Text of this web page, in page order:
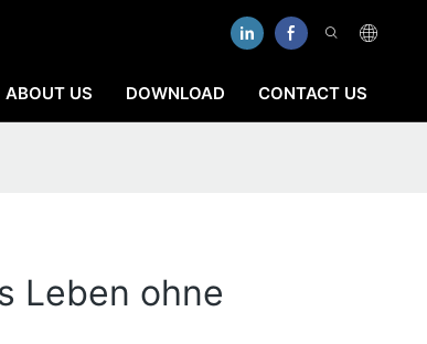
ABOUT US DOWNLOAD CONTACT US
Leben ohne